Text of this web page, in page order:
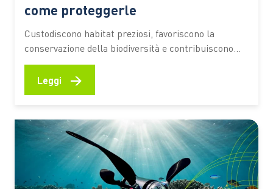
come proteggerle
Custodiscono habitat preziosi, favoriscono la
conservazione della biodiversità e contribuiscono
alla resilienza degli ecosistemi costieri. Scopri come
funzionano, quali benefici offrono e quali
naturali che proteggono le coste e aree di
riproduzione per numerose specie marine.…
Leggi →